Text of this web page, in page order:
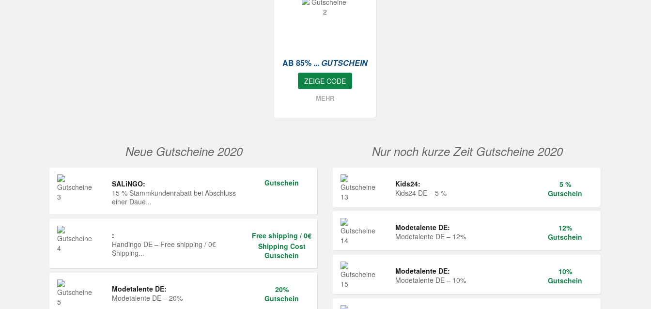
AB 85% ... GUTSCHEIN
ZEIGE CODE
MEHR
Neue Gutscheine 2020
SALiNGO:
15 % Stammkundenrabatt bei Abschluss
einer Daue...
Gutschein
:
Handingo DE – Free shipping / 0€
Shipping...
Free shipping / 0€
Shipping Cost
Gutschein
Modetalente DE:
Modetalente DE – 20%
20%
Gutschein
Nur noch kurze Zeit Gutscheine 2020
Kids24:
Kids24 DE – 5 %
5 %
Gutschein
Modetalente DE:
Modetalente DE – 12%
12%
Gutschein
Modetalente DE:
Modetalente DE – 10%
10%
Gutschein